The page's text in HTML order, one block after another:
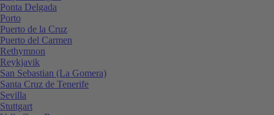
Ponta Delgada
Porto
Puerto de la Cruz
Puerto del Carmen
Rethymnon
Reykjavik
San Sebastian (La Gomera)
Santa Cruz de Tenerife
Sevilla
Stuttgart